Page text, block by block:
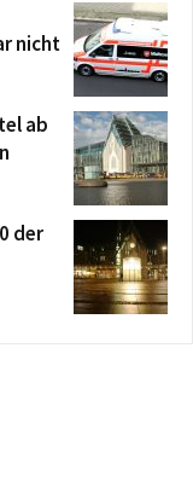
nicht
ab
der